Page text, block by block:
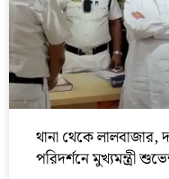
থানা থেকে
পরিদর্শনে মুখ্যমন্ত্রী